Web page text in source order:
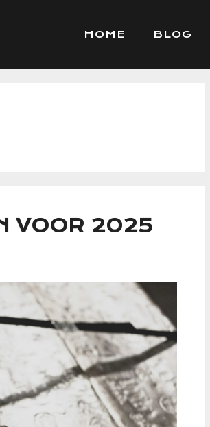
HOME BLOG
VOOR 2025